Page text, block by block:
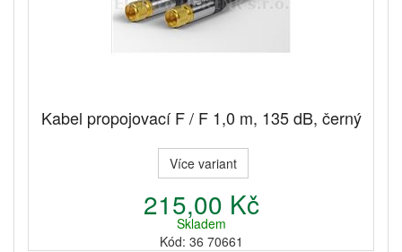
Kabel propojovací F / F 1,0 m, 135 dB, černý
Více variant
215,00 Kč
Skladem
Kód: 36 70661